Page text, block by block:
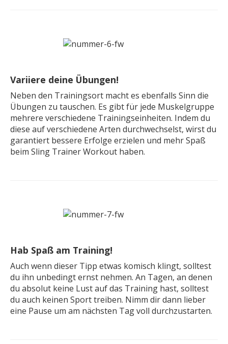
Variiere deine Übungen!
Neben den Trainingsort macht es ebenfalls Sinn die
Übungen zu tauschen. Es gibt für jede Muskelgruppe
mehrere verschiedene Trainingseinheiten. Indem du
diese auf verschiedene Arten durchwechselst, wirst du
garantiert bessere Erfolge erzielen und mehr Spaß
beim Sling Trainer Workout haben.
Hab Spaß am Training!
Auch wenn dieser Tipp etwas komisch klingt, solltest
du ihn unbedingt ernst nehmen. An Tagen, an denen
du absolut keine Lust auf das Training hast, solltest
du auch keinen Sport treiben. Nimm dir dann lieber
eine Pause um am nächsten Tag voll durchzustarten.